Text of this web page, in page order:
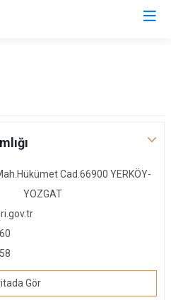
Dilovası
İzmit
Kartepe
Cad.66900 YERKÖY-
YOZGAT
Gör